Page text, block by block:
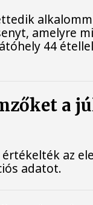
amelyre
44
a
az
adatot.